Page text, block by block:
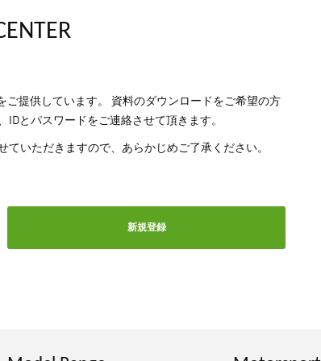
ご提供しています。 資料のダウンロードをご希望の方
とパスワードをご連絡させて頂きます。
いただきますので、あらかじめご了承ください。
新規登録